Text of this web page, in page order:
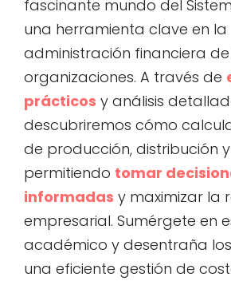
fascinante mundo del
una herramienta clave en la
administración financiera
organizaciones. A través de
prácticos y análisis
descubriremos cómo
de producción, distribución
permitiendo tomar
informadas y maximizar la
empresarial. Sumérgete en
académico y desentraña
una eficiente gestión de